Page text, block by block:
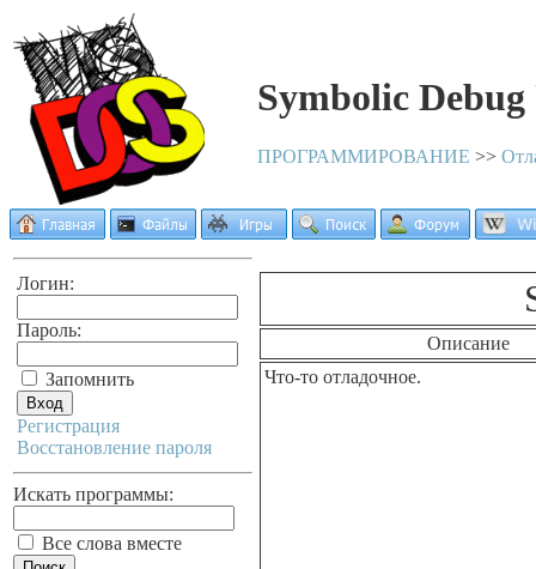
Symbolic
ПРОГРАММИРОВАНИЕ >>
Логин:
Пароль:
Запомнить
Регистрация
Восстановление пароля
Искать программы:
Все слова вместе
Описание
Что-то отладочное.